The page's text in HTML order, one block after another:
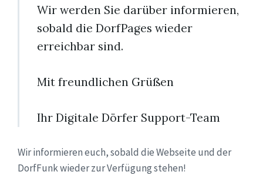
Wir werden Sie darüber informieren,
sobald die DorfPages wieder
erreichbar sind.
Mit freundlichen Grüßen
Ihr Digitale Dörfer Support-Team
Wir informieren euch, sobald die Webseite und der
DorfFunk wieder zur Verfügung stehen!